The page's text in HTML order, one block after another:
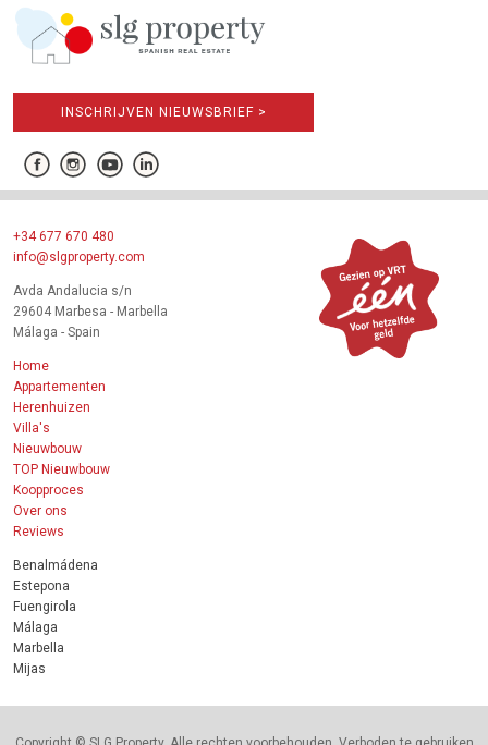
INSCHRIJVEN NIEUWSBRIEF >
+34 677 670 480
info@slgproperty.com
Avda Andalucia s/n
29604 Marbesa - Marbella
Málaga - Spain
Home
Appartementen
Herenhuizen
Villa's
Nieuwbouw
TOP Nieuwbouw
Koopproces
Over ons
Reviews
Benalmádena
Estepona
Fuengirola
Málaga
Marbella
Mijas